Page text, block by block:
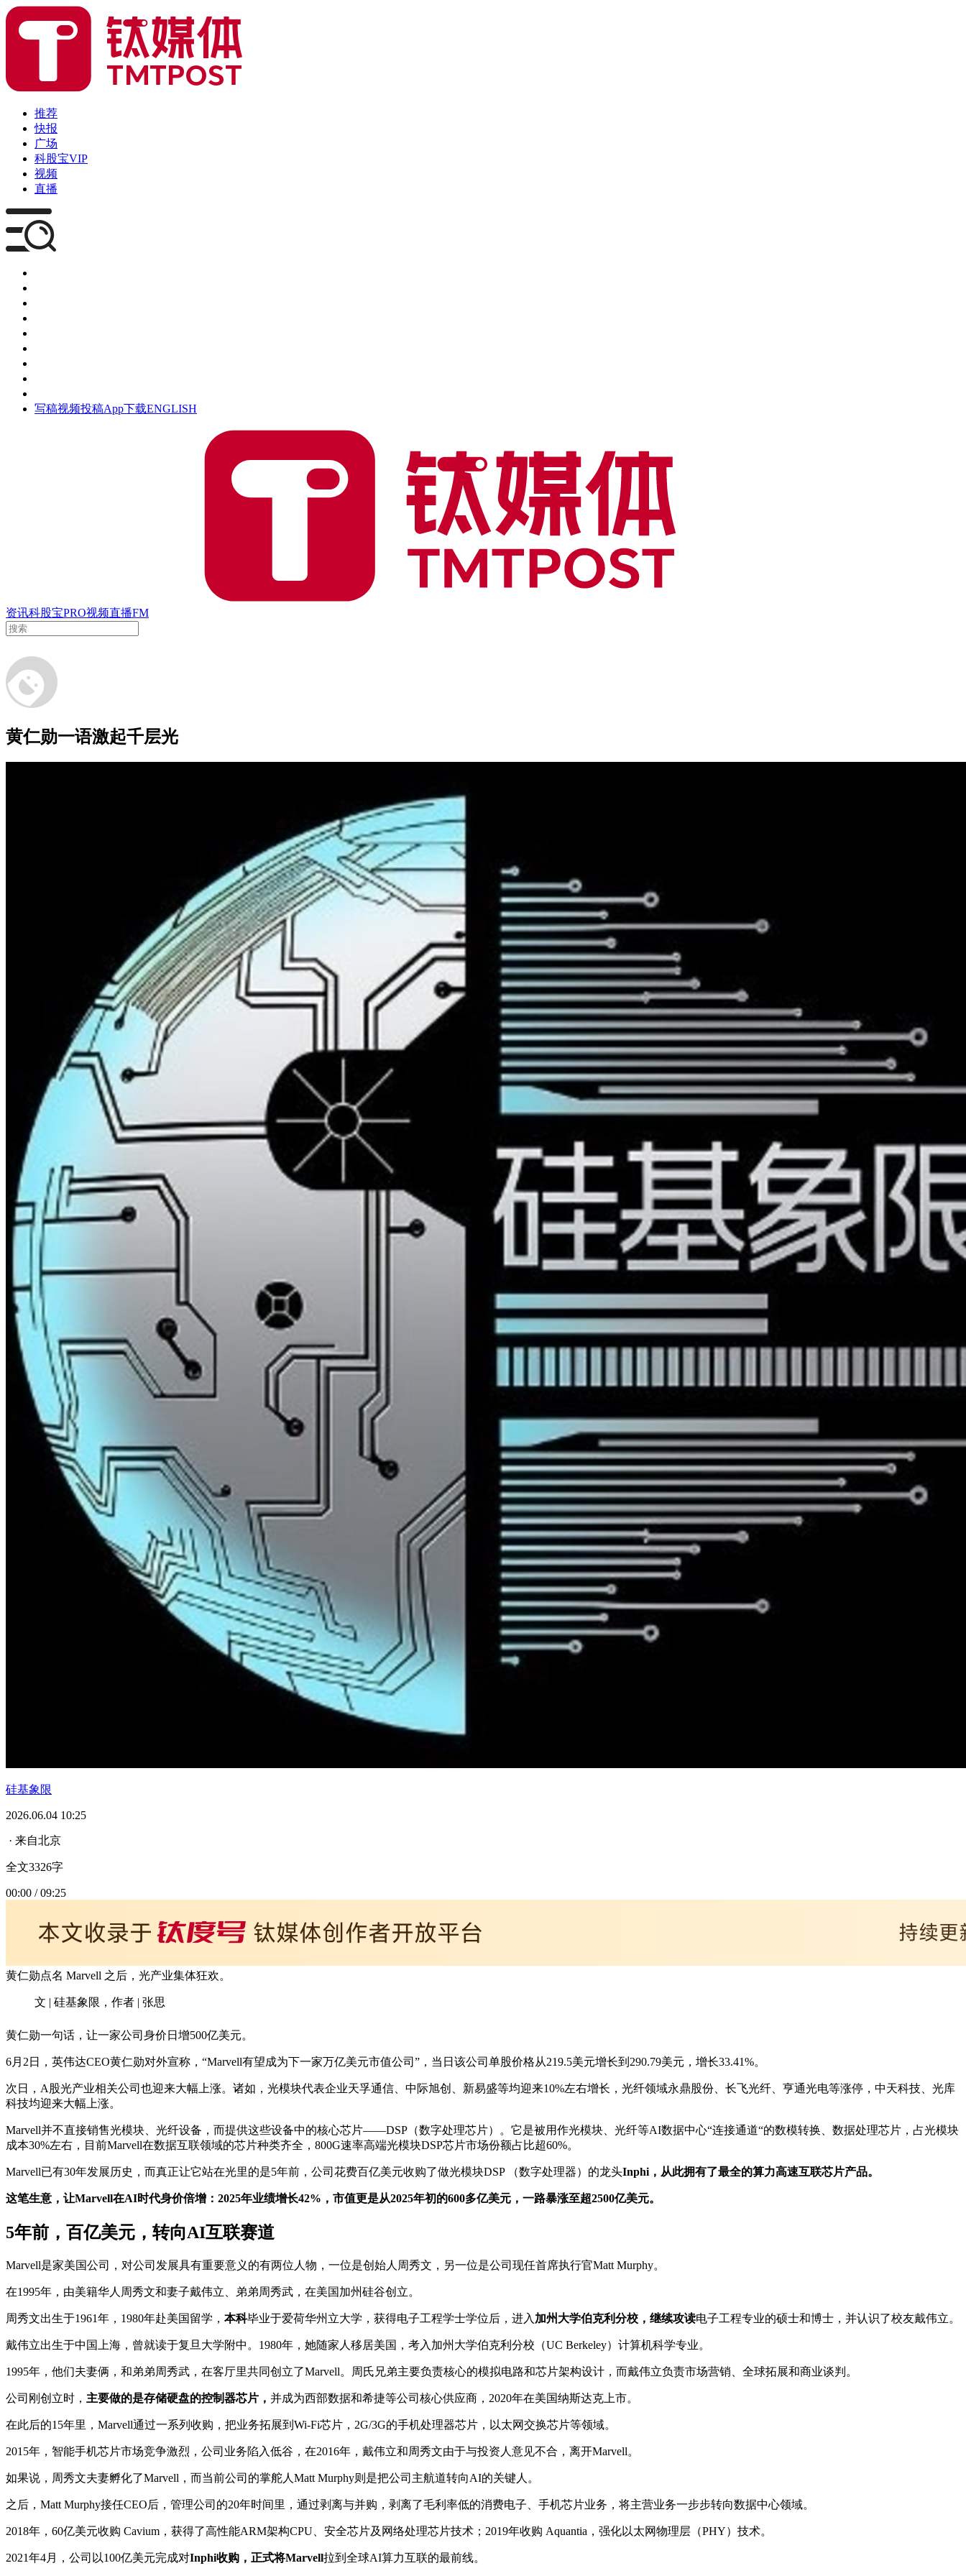
推荐
快报
广场
科股宝VIP
视频
直播
写稿视频投稿App下载ENGLISH
资讯科股宝PRO视频直播FM
黄仁勋一语激起千层光
硅基象限
2026.06.04 10:25
· 来自北京
全文3326字
00:00 / 09:25
黄仁勋点名 Marvell 之后，光产业集体狂欢。
文 | 硅基象限，作者 | 张思
黄仁勋一句话，让一家公司身价日增500亿美元。
6月2日，英伟达CEO黄仁勋对外宣称，“Marvell有望成为下一家万亿美元市值公司”，当日该公司单股价格从219.5美元增长到290.79美元，增长33.41%。
次日，A股光产业相关公司也迎来大幅上涨。诸如，光模块代表企业天孚通信、中际旭创、新易盛等均迎来10%左右增长，光纤领域永鼎股份、长飞光纤、亨通光电等涨停，中天科技、光库
科技均迎来大幅上涨。
Marvell并不直接销售光模块、光纤设备，而提供这些设备中的核心芯片——DSP（数字处理芯片）。它是被用作光模块、光纤等AI数据中心“连接通道“的数模转换、数据处理芯片，占光模块
成本30%左右，目前Marvell在数据互联领域的芯片种类齐全，800G速率高端光模块DSP芯片市场份额占比超60%。
Marvell已有30年发展历史，而真正让它站在光里的是5年前，公司花费百亿美元收购了做光模块DSP （数字处理器）的龙头Inphi，从此拥有了最全的算力高速互联芯片产品。
这笔生意，让Marvell在AI时代身价倍增：2025年业绩增长42%，市值更是从2025年初的600多亿美元，一路暴涨至超2500亿美元。
5年前，百亿美元，转向AI互联赛道
Marvell是家美国公司，对公司发展具有重要意义的有两位人物，一位是创始人周秀文，另一位是公司现任首席执行官Matt Murphy。
在1995年，由美籍华人周秀文和妻子戴伟立、弟弟周秀武，在美国加州硅谷创立。
周秀文出生于1961年，1980年赴美国留学， 本科毕业于爱荷华州立大学，获得电子工程学士学位后，进入 加州大学伯克利分校 ，继续攻读电子工程专业的硕士和博士，并认识了校友戴伟立。
戴伟立出生于中国上海，曾就读于复旦大学附中。1980年，她随家人移居美国，考入加州大学伯克利分校（UC Berkeley）计算机科学专业。
1995年，他们夫妻俩，和弟弟周秀武，在客厅里共同创立了Marvell。周氏兄弟主要负责核心的模拟电路和芯片架构设计，而戴伟立负责市场营销、全球拓展和商业谈判。
公司刚创立时， 主要做的是存储硬盘的控制器芯片， 并成为西部数据和希捷等公司核心供应商，2020年在美国纳斯达克上市。
在此后的15年里，Marvell通过一系列收购，把业务拓展到Wi-Fi芯片，2G/3G的手机处理器芯片，以太网交换芯片等领域。
2015年，智能手机芯片市场竞争激烈，公司业务陷入低谷，在2016年，戴伟立和周秀文由于与投资人意见不合，离开Marvell。
如果说，周秀文夫妻孵化了Marvell，而当前公司的掌舵人Matt Murphy则是把公司主航道转向AI的关键人。
之后，Matt Murphy接任CEO后，管理公司的20年时间里，通过剥离与并购，剥离了毛利率低的消费电子、手机芯片业务，将主营业务一步步转向数据中心领域。
2018年，60亿美元收购 Cavium，获得了高性能ARM架构CPU、安全芯片及网络处理芯片技术；2019年收购 Aquantia，强化以太网物理层（PHY）技术。
2021年4月，公司以100亿美元完成对Inphi收购 ，正式将Marvell拉到全球AI算力互联的最前线。